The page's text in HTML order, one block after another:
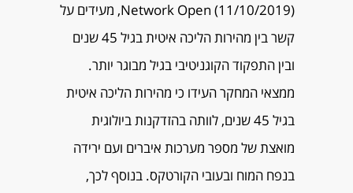
Network Open (11/10/2019), מעידים על
קשר בין מהירות הליכה איטית בגיל 45 שנים
ובין התפקוד הקוגניטיבי בגיל מבוגר יותר.
ממצאי המחקר העידו כי מהירות הליכה איטית
בגיל 45 שנים, לוותה בהזדקנות ביולוגית
מואצת של מספר מערכות איברים ועם ירידה
בנפח המוח ובעובי הקורטקס. בנוסף לכך,